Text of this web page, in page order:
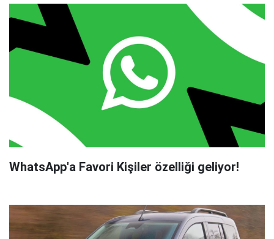
WhatsApp'a Favori Kişiler özelliği geliyor!